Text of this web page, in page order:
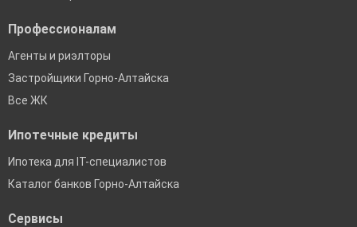
Профессионалам
Агенты и риэлторы
Застройщики Горно-Алтайска
Все ЖК
Ипотечные кредиты
Ипотека для IT-специалистов
Каталог банков Горно-Алтайска
Сервисы